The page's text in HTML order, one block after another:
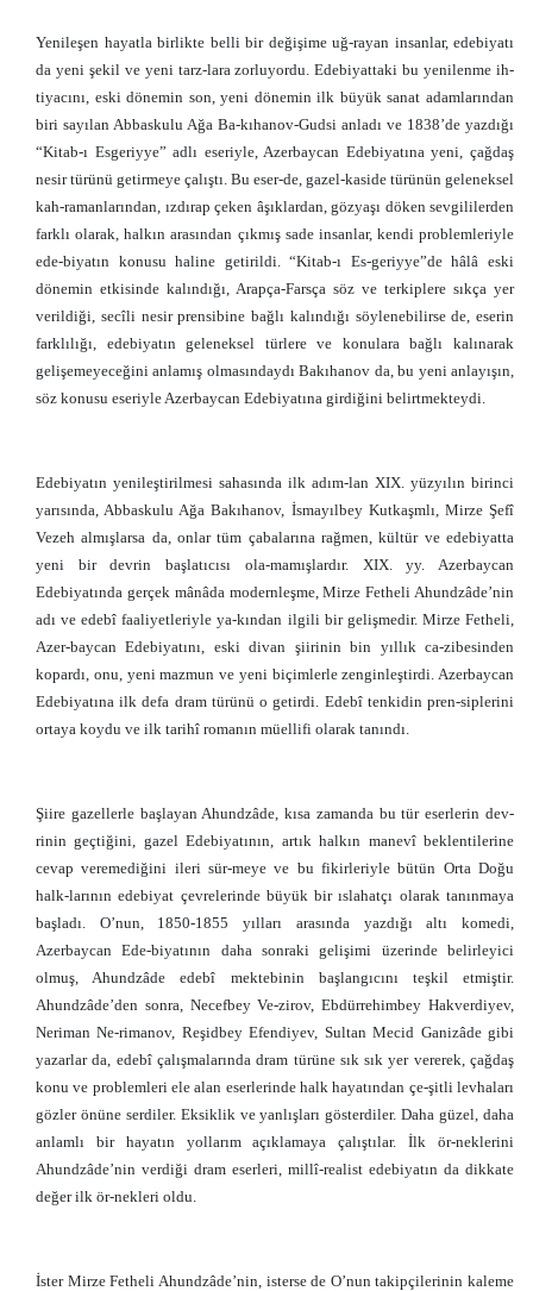
Yenileşen hayatla birlikte belli bir değişime uğ-rayan insanlar, edebiyatı
da yeni şekil ve yeni tarz-lara zorluyordu. Edebiyattaki bu yenilenme ih-
tiyacını, eski dönemin son, yeni dönemin ilk büyük sanat adamlarından
biri sayılan Abbaskulu Ağa Ba-kıhanov-Gudsi anladı ve 1838’de yazdığı
“Kitab-ı Esgeriyye” adlı eseriyle, Azerbaycan Edebiyatına yeni, çağdaş
nesir türünü getirmeye çalıştı. Bu eser-de, gazel-kaside türünün geleneksel
kah-ramanlarından, ızdırap çeken âşıklardan, gözyaşı döken sevgililerden
farklı olarak, halkın arasından çıkmış sade insanlar, kendi problemleriyle
ede-biyatın konusu haline getirildi. “Kitab-ı Es-geriyye”de hâlâ eski
dönemin etkisinde kalındığı, Arapça-Farsça söz ve terkiplere sıkça yer
verildiği, secîli nesir prensibine bağlı kalındığı söylenebilirse de, eserin
farklılığı, edebiyatın geleneksel türlere ve konulara bağlı kalınarak
gelişemeyeceğini anlamış olmasındaydı Bakıhanov da, bu yeni anlayışın,
söz konusu eseriyle Azerbaycan Edebiyatına girdiğini belirtmekteydi.
Edebiyatın yenileştirilmesi sahasında ilk adım-lan XIX. yüzyılın birinci
yarısında, Abbaskulu Ağa Bakıhanov, İsmayılbey Kutkaşmlı, Mirze Şefî
Vezeh almışlarsa da, onlar tüm çabalarına rağmen, kültür ve edebiyatta
yeni bir devrin başlatıcısı ola-mamışlardır. XIX. yy. Azerbaycan
Edebiyatında gerçek mânâda modernleşme, Mirze Fetheli Ahundzâde’nin
adı ve edebî faaliyetleriyle ya-kından ilgili bir gelişmedir. Mirze Fetheli,
Azer-baycan Edebiyatını, eski divan şiirinin bin yıllık ca-zibesinden
kopardı, onu, yeni mazmun ve yeni biçimlerle zenginleştirdi. Azerbaycan
Edebiyatına ilk defa dram türünü o getirdi. Edebî tenkidin pren-siplerini
ortaya koydu ve ilk tarihî romanın müellifi olarak tanındı.
Şiire gazellerle başlayan Ahundzâde, kısa zamanda bu tür eserlerin dev-
rinin geçtiğini, gazel Edebiyatının, artık halkın manevî beklentilerine
cevap veremediğini ileri sür-meye ve bu fikirleriyle bütün Orta Doğu
halk-larının edebiyat çevrelerinde büyük bir ıslahatçı olarak tanınmaya
başladı. O’nun, 1850-1855 yılları arasında yazdığı altı komedi,
Azerbaycan Ede-biyatının daha sonraki gelişimi üzerinde belirleyici
olmuş, Ahundzâde edebî mektebinin başlangıcını teşkil etmiştir.
Ahundzâde’den sonra, Necefbey Ve-zirov, Ebdürrehimbey Hakverdiyev,
Neriman Ne-rimanov, Reşidbey Efendiyev, Sultan Mecid Ganizâde gibi
yazarlar da, edebî çalışmalarında dram türüne sık sık yer vererek, çağdaş
konu ve problemleri ele alan eserlerinde halk hayatından çe-şitli levhaları
gözler önüne serdiler. Eksiklik ve yanlışları gösterdiler. Daha güzel, daha
anlamlı bir hayatın yollarım açıklamaya çalıştılar. İlk ör-neklerini
Ahundzâde’nin verdiği dram eserleri, millî-realist edebiyatın da dikkate
değer ilk ör-nekleri oldu.
İster Mirze Fetheli Ahundzâde’nin, isterse de O’nun takipçilerinin kaleme